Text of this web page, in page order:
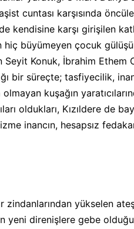
cuntası karşısında
kendisine karşı girişilen
hiç büyümeyen çocuk
Konuk, İbrahim Ethem
bir süreçte; tasfiyecilik,
kuşağın
oldukları, Kızıldere de
inancın, hesapsız
zindanlarından yükselen
yeni direnişlere gebe